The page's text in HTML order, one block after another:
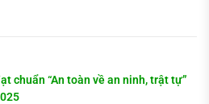
chuẩn “An toàn về an ninh, trật tự”